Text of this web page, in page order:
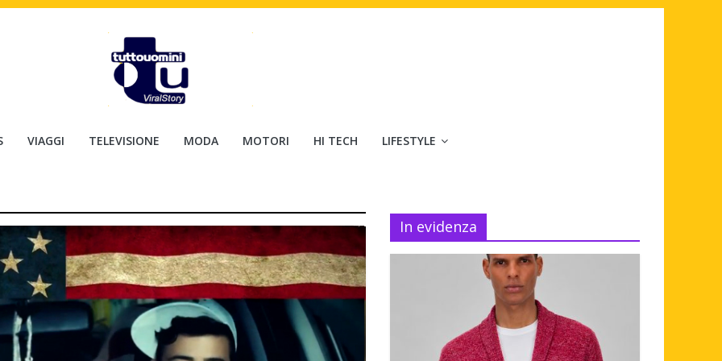
VIAGGI TELEVISIONE MODA MOTORI HI TECH LIFESTYLE
In evidenza